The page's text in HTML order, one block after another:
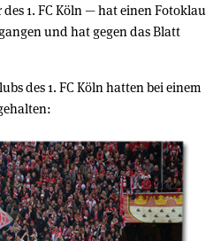
1. FC Köln — hat einen Fotoklau
und hat gegen das Blatt
des 1. FC Köln hatten bei einem